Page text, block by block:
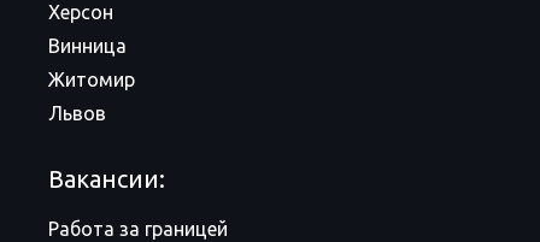
Херсон
Винница
Житомир
Львов
Вакансии:
Работа за границей